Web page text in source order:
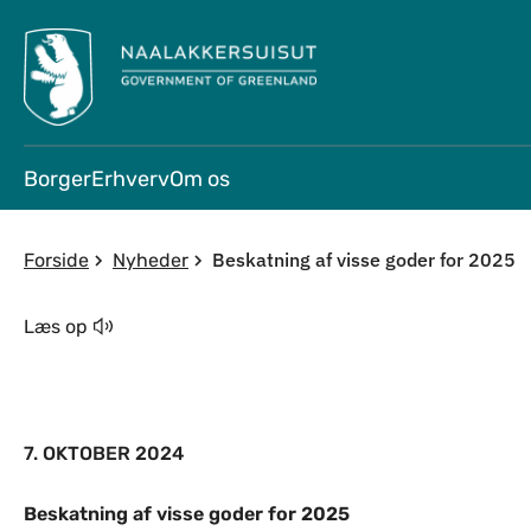
BorgerErhvervOm os
Forside Nyheder Beskatning af visse goder for 2025
Læs op
7. OKTOBER 2024
Beskatning af visse goder for 2025